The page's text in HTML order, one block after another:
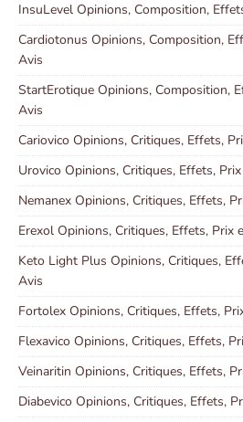
InsuLevel Opinions, Composition,
Cardiotonus Opinions, Composition,
Avis
StartErotique Opinions, Composition,
Avis
Cariovico Opinions, Critiques, Effets,
Urovico Opinions, Critiques, Effets,
Nemanex Opinions, Critiques, Effets,
Erexol Opinions, Critiques, Effets, Prix
Keto Light Plus Opinions, Critiques,
Avis
Fortolex Opinions, Critiques, Effets,
Flexavico Opinions, Critiques, Effets,
Veinaritin Opinions, Critiques, Effets,
Diabevico Opinions, Critiques, Effets,